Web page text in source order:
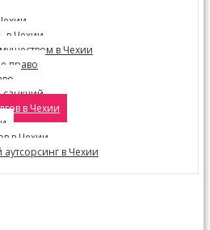
в Чехии
в Чехии
право
в Чехии
в Чехии
аутсорсинг в Чехии